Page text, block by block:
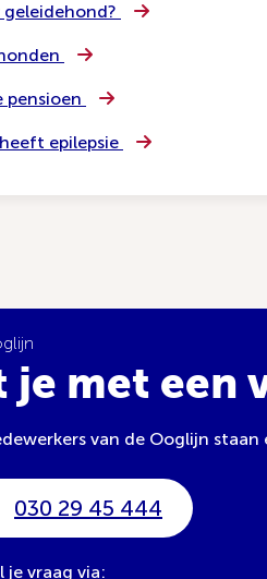
epilepsie
je met een
van de Ooglijn
030 29 45 444
je vraag via: